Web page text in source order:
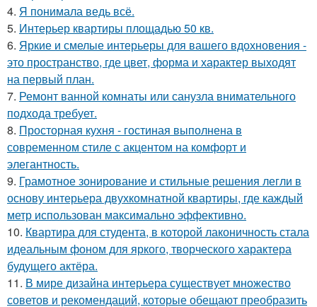
4. Я понимала ведь всё.
5. Интерьер квартиры площадью 50 кв.
6. Яркие и смелые интерьеры для вашего вдохновения -
это пространство, где цвет, форма и характер выходят
на первый план.
7. Ремонт ванной комнаты или санузла внимательного
подхода требует.
8. Просторная кухня - гостиная выполнена в
современном стиле с акцентом на комфорт и
элегантность.
9. Грамотное зонирование и стильные решения легли в
основу интерьера двухкомнатной квартиры, где каждый
метр использован максимально эффективно.
10. Квартира для студента, в которой лаконичность стала
идеальным фоном для яркого, творческого характера
будущего актёра.
11. В мире дизайна интерьера существует множество
советов и рекомендаций, которые обещают преобразить